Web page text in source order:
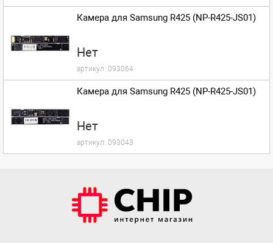
Камера для Samsung R425 (NP-R425-JS01)
Нет
артикул: 093064
Камера для Samsung R425 (NP-R425-JS01)
Нет
артикул: 093043